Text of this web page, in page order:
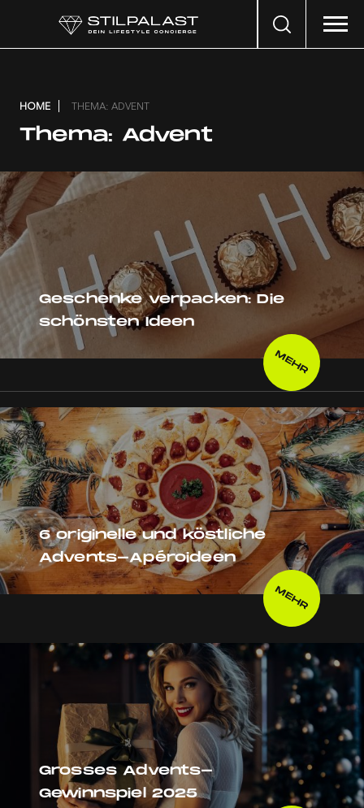
Search
HOME THEMA: ADVENT
Thema: Advent
Geschenke verpacken: Die
schönsten Ideen
MEHR
6 originelle und köstliche
Advents-Apéroideen
MEHR
Grosses Advents-
Gewinnspiel 2025